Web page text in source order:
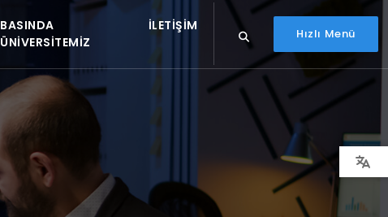
BASINDA
ÜNIVERSITEMIZ
İLETIŞIM
Hızlı Menü